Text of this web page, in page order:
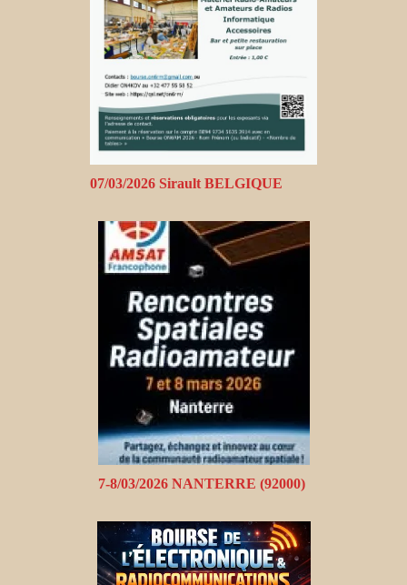
07/03/2026 Sirault BELGIQUE
7-8/03/2026 NANTERRE (92000)